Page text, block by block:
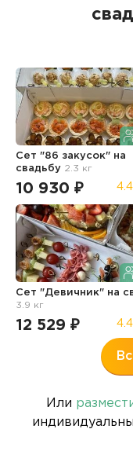
Сет "86 закусок" на
свадьбу 2.3 кг
10 930 ₽
Сет "Девичник" на
3.9 кг
12 529 ₽
Или